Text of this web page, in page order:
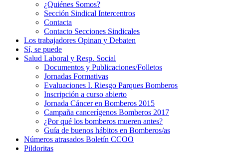
¿Quiénes Somos?
Sección Sindical Intercentros
Contacta
Contacto Secciones Sindicales
Los trabajadores Opinan y Debaten
Sí, se puede
Salud Laboral y Resp. Social
Documentos y Publicaciones/Folletos
Jornadas Formativas
Evaluaciones I. Riesgo Parques Bomberos
Inscripción a curso abierto
Jornada Cáncer en Bomberos 2015
Campaña cancerígenos Bomberos 2017
¿Por qué los bomberos mueren antes?
Guía de buenos hábitos en Bomberos/as
Números atrasados Boletín CCOO
Pildoritas